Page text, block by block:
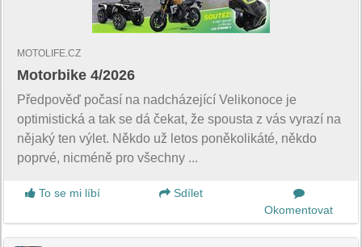
MOTOLIFE.CZ
Motorbike 4/2026
Předpověď počasí na nadcházející Velikonoce je
optimistická a tak se dá čekat, že spousta z vás vyrazí na
nějaký ten výlet. Někdo už letos poněkolikáté, někdo
poprvé, nicméně pro všechny ...
To se mi líbí
Sdílet
Okomentovat